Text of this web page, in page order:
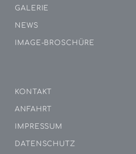
GALERIE
NEWS
IMAGE-BROSCHÜRE
KONTAKT
ANFAHRT
IMPRESSUM
DATENSCHUTZ